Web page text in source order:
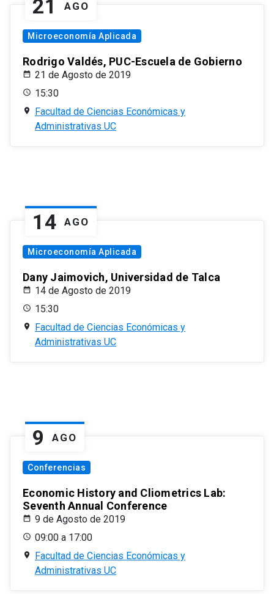
21 AGO
Microeconomía Aplicada
Rodrigo Valdés, PUC-Escuela de Gobierno
21 de Agosto de 2019
15:30
Facultad de Ciencias Económicas y
Administrativas UC
14 AGO
Microeconomía Aplicada
Dany Jaimovich, Universidad de Talca
14 de Agosto de 2019
15:30
Facultad de Ciencias Económicas y
Administrativas UC
9 AGO
Conferencias
Economic History and Cliometrics Lab:
Seventh Annual Conference
9 de Agosto de 2019
09:00 a 17:00
Facultad de Ciencias Económicas y
Administrativas UC